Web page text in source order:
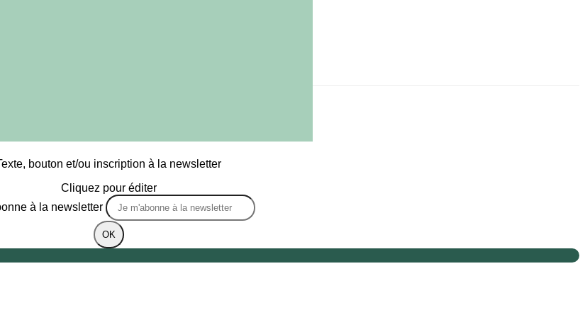
bouton et/ou inscription à la newsletter
Cliquez pour éditer
à la newsletter
OK